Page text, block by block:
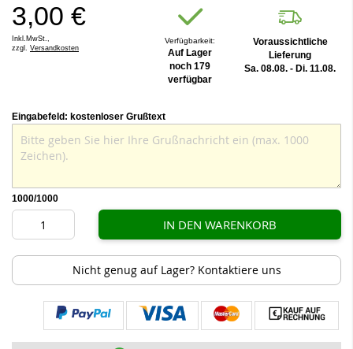
3,00 €
Inkl.MwSt.,
zzgl. Versandkosten
Verfügbarkeit:
Auf Lager
noch 179
verfügbar
Voraussichtliche
Lieferung
Sa. 08.08. - Di. 11.08.
Eingabefeld: kostenloser Grußtext
1000/1000
IN DEN WARENKORB
Nicht genug auf Lager? Kontaktiere uns